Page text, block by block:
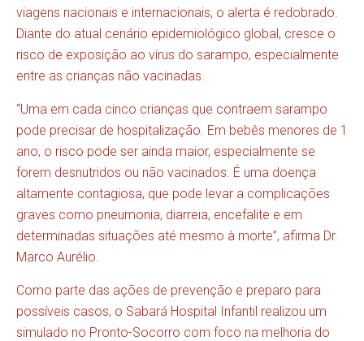
viagens nacionais e internacionais, o alerta é redobrado.
Diante do atual cenário epidemiológico global, cresce o
risco de exposição ao vírus do sarampo, especialmente
entre as crianças não vacinadas.
“Uma em cada cinco crianças que contraem sarampo
pode precisar de hospitalização. Em bebês menores de 1
ano, o risco pode ser ainda maior, especialmente se
forem desnutridos ou não vacinados. É uma doença
altamente contagiosa, que pode levar a complicações
graves como pneumonia, diarreia, encefalite e em
determinadas situações até mesmo à morte”, afirma Dr.
Marco Aurélio.
Como parte das ações de prevenção e preparo para
possíveis casos, o Sabará Hospital Infantil realizou um
simulado no Pronto-Socorro com foco na melhoria do